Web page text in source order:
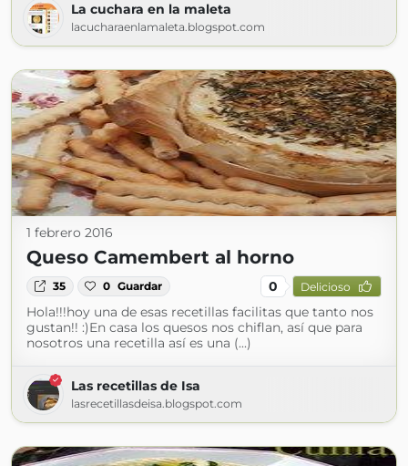
La cuchara en la maleta
lacucharaenlamaleta.blogspot.com
1 febrero 2016
Queso Camembert al horno
35 0 Guardar 0 Delicioso
Hola!!!hoy una de esas recetillas facilitas que tanto nos
gustan!! :)En casa los quesos nos chiflan, así que para
nosotros una recetilla así es una (...)
Las recetillas de Isa
lasrecetillasdeisa.blogspot.com